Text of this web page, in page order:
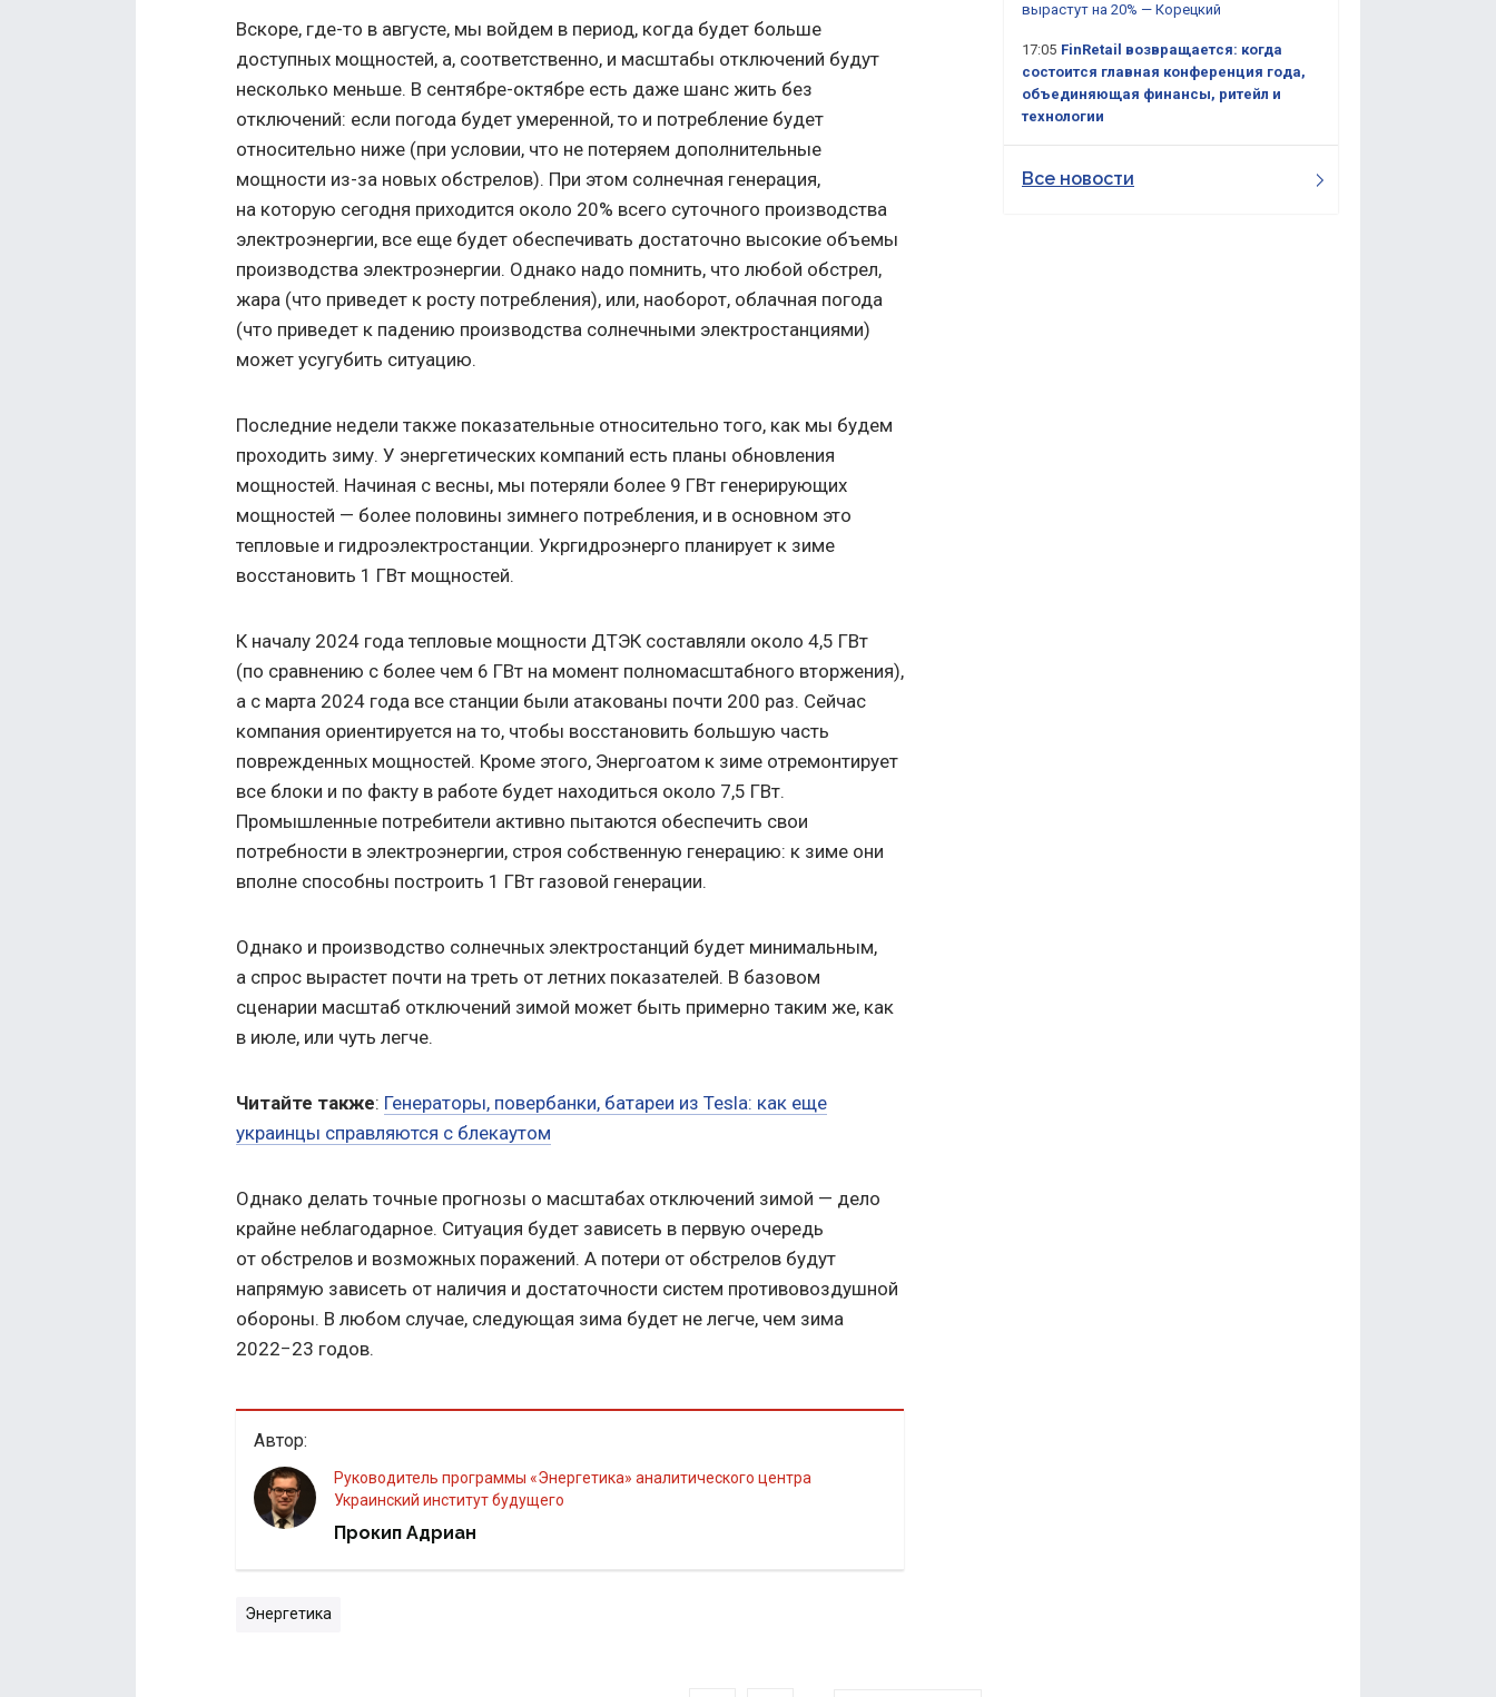
Вскоре, где-то в августе, мы войдем в период, когда будет больше
доступных мощностей, а, соответственно, и масштабы отключений будут
несколько меньше. В сентябре-октябре есть даже шанс жить без
отключений: если погода будет умеренной, то и потребление будет
относительно ниже (при условии, что не потеряем дополнительные
мощности из-за новых обстрелов). При этом солнечная генерация,
на которую сегодня приходится около 20% всего суточного производства
электроэнергии, все еще будет обеспечивать достаточно высокие объемы
производства электроэнергии. Однако надо помнить, что любой обстрел,
жара (что приведет к росту потребления), или, наоборот, облачная погода
(что приведет к падению производства солнечными электростанциями)
может усугубить ситуацию.
Последние недели также показательные относительно того, как мы будем
проходить зиму. У энергетических компаний есть планы обновления
мощностей. Начиная с весны, мы потеряли более 9 ГВт генерирующих
мощностей — более половины зимнего потребления, и в основном это
тепловые и гидроэлектростанции. Укргидроэнерго планирует к зиме
восстановить 1 ГВт мощностей.
К началу 2024 года тепловые мощности ДТЭК составляли около 4,5 ГВт
(по сравнению с более чем 6 ГВт на момент полномасштабного вторжения),
а с марта 2024 года все станции были атакованы почти 200 раз. Сейчас
компания ориентируется на то, чтобы восстановить большую часть
поврежденных мощностей. Кроме этого, Энергоатом к зиме отремонтирует
все блоки и по факту в работе будет находиться около 7,5 ГВт.
Промышленные потребители активно пытаются обеспечить свои
потребности в электроэнергии, строя собственную генерацию: к зиме они
вполне способны построить 1 ГВт газовой генерации.
Однако и производство солнечных электростанций будет минимальным,
а спрос вырастет почти на треть от летних показателей. В базовом
сценарии масштаб отключений зимой может быть примерно таким же, как
в июле, или чуть легче.
Читайте также: Генераторы, повербанки, батареи из Tesla: как еще
украинцы справляются с блекаутом
Однако делать точные прогнозы о масштабах отключений зимой — дело
крайне неблагодарное. Ситуация будет зависеть в первую очередь
от обстрелов и возможных поражений. А потери от обстрелов будут
напрямую зависеть от наличия и достаточности систем противовоздушной
обороны. В любом случае, следующая зима будет не легче, чем зима
2022−23 годов.
Автор:
Руководитель программы «Энергетика» аналитического центра
Украинский институт будущего
Прокип Адриан
Энергетика
вырастут на 20% — Корецкий
17:05 FinRetail возвращается: когда
состоится главная конференция года,
объединяющая финансы, ритейл и
технологии
Все новости